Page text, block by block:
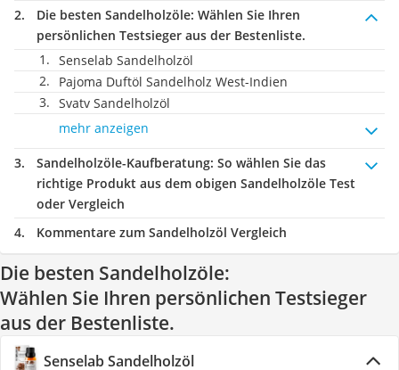
Die besten Sandelholzöle: Wählen Sie Ihren
persönlichen Testsieger aus der Bestenliste.
Senselab Sandelholzöl
Pajoma Duftöl Sandelholz West-Indien
Svatv Sandelholzöl
mehr anzeigen
Sandelholzöle-Kaufberatung: So wählen Sie das
richtige Produkt aus dem obigen Sandelholzöle Test
oder Vergleich
Kommentare zum Sandelholzöl Vergleich
Die besten Sandelholzöle:
Wählen Sie Ihren persönlichen Testsieger
aus der Bestenliste.
Senselab Sandelholzöl